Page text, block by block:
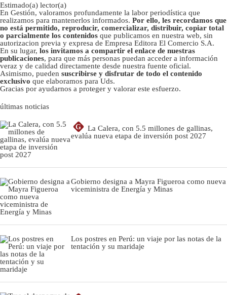
Estimado(a) lector(a)
En Gestión, valoramos profundamente la labor periodística que
realizamos para mantenerlos informados. Por ello, les recordamos que
no está permitido, reproducir, comercializar, distribuir, copiar total
o parcialmente los contenidos que publicamos en nuestra web, sin
autorizacion previa y expresa de Empresa Editora El Comercio S.A.
En su lugar, los invitamos a compartir el enlace de nuestras
publicaciones, para que más personas puedan acceder a información
veraz y de calidad directamente desde nuestra fuente oficial.
Asimismo, pueden suscribirse y disfrutar de todo el contenido
exclusivo que elaboramos para Uds.
Gracias por ayudarnos a proteger y valorar este esfuerzo.
últimas noticias
G
La Calera, con 5.5 millones de gallinas,
evalúa nueva etapa de inversión post 2027
Gobierno designa a Mayra Figueroa como nueva
viceministra de Energía y Minas
Los postres en Perú: un viaje por las notas de la
tentación y su maridaje